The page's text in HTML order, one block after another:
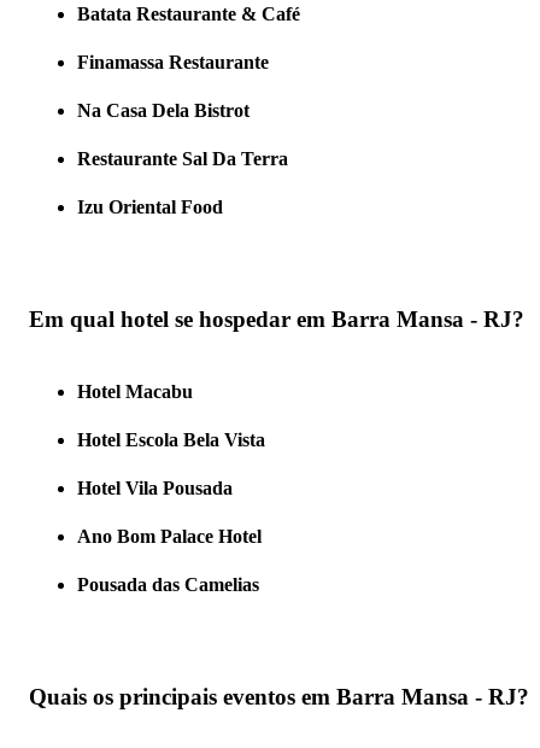
Batata Restaurante & Café
Finamassa Restaurante
Na Casa Dela Bistrot
Restaurante Sal Da Terra
Izu Oriental Food
Em qual hotel se hospedar em Barra Mansa - RJ?
Hotel Macabu
Hotel Escola Bela Vista
Hotel Vila Pousada
Ano Bom Palace Hotel
Pousada das Camelias
Quais os principais eventos em Barra Mansa - RJ?